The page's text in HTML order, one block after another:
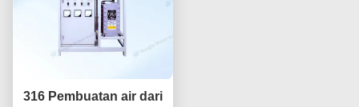
316 Pembuatan air dari